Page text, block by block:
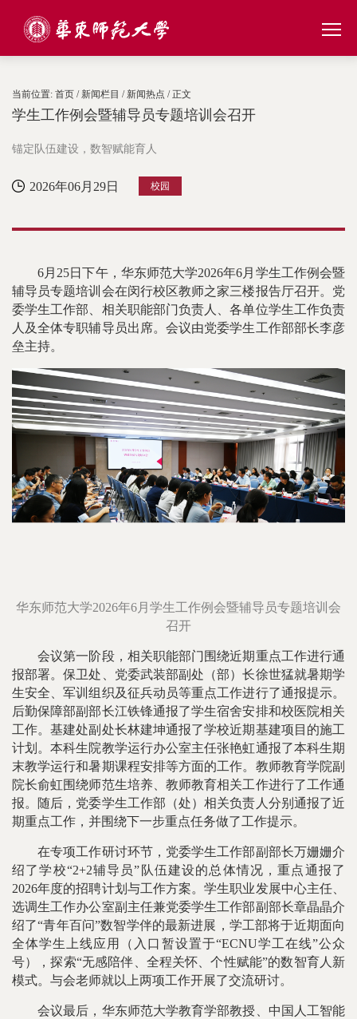
当前位置: 首页 / 新闻栏目 / 新闻热点 / 正文
学生工作例会暨辅导员专题培训会召开
锚定队伍建设，数智赋能育人
2026年06月29日 校园
6月25日下午，华东师范大学2026年6月学生工作例会暨
辅导员专题培训会在闵行校区教师之家三楼报告厅召开。党
委学生工作部、相关职能部门负责人、各单位学生工作负责
人及全体专职辅导员出席。会议由党委学生工作部部长李彦
垒主持。
华东师范大学2026年6月学生工作例会暨辅导员专题培训会
召开
会议第一阶段，相关职能部门围绕近期重点工作进行通
报部署。保卫处、党委武装部副处（部）长徐世猛就暑期学
生安全、军训组织及征兵动员等重点工作进行了通报提示。
后勤保障部副部长江铁锋通报了学生宿舍安排和校医院相关
工作。基建处副处长林建坤通报了学校近期基建项目的施工
计划。本科生院教学运行办公室主任张艳虹通报了本科生期
末教学运行和暑期课程安排等方面的工作。教师教育学院副
院长俞虹围绕师范生培养、教师教育相关工作进行了工作通
报。随后，党委学生工作部（处）相关负责人分别通报了近
期重点工作，并围绕下一步重点任务做了工作提示。
在专项工作研讨环节，党委学生工作部副部长万姗姗介
绍了学校“2+2辅导员”队伍建设的总体情况，重点通报了
2026年度的招聘计划与工作方案。学生职业发展中心主任、
选调生工作办公室副主任兼党委学生工作部副部长章晶晶介
绍了“青年百问”数智学伴的最新进展，学工部将于近期面向
全体学生上线应用（入口暂设置于“ECNU学工在线”公众
号），探索“无感陪伴、全程关怀、个性赋能”的数智育人新
模式。与会老师就以上两项工作开展了交流研讨。
会议最后，华东师范大学教育学部教授、中国人工智能